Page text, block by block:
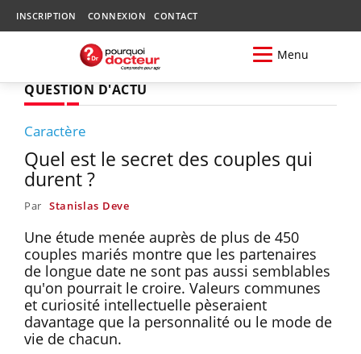
INSCRIPTION CONNEXION CONTACT
Menu
QUESTION D'ACTU
Caractère
Quel est le secret des couples qui
durent ?
Par Stanislas Deve
Une étude menée auprès de plus de 450
couples mariés montre que les partenaires
de longue date ne sont pas aussi semblables
qu'on pourrait le croire. Valeurs communes
et curiosité intellectuelle pèseraient
davantage que la personnalité ou le mode de
vie de chacun.